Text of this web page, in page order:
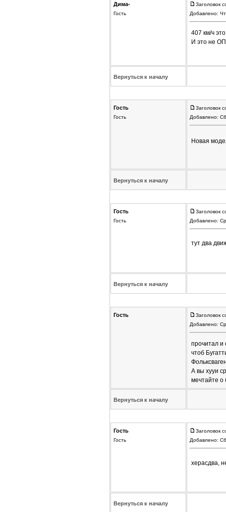
Дима-
Гость
Заголовок
Добавлено:
407 км/ч
И это не
Вернуться к началу
Гость
Гость
Заголовок
Добавлено:
Новая
Вернуться к началу
Гость
Гость
Заголовок
Добавлено:
тут два
Вернуться к началу
Гость
Заголовок
Добавлено:
прочитал и
чтоб
А вы хууи
мечтайте о
Вернуться к началу
Гость
Гость
Заголовок
Добавлено:
херасдва,
Вернуться к началу